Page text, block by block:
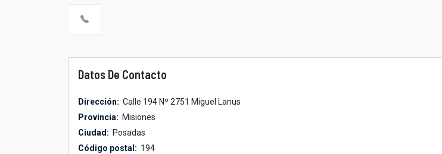
Datos De Contacto
Dirección: Calle 194 Nº 2751 Miguel Lanus
Provincia: Misiones
Ciudad: Posadas
Código postal: 194